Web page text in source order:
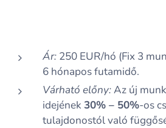
Ár: 250 EUR/hó (Fix 3
6 hónapos futamidő.
Várható előny:Az új
idejének 30% – 50%-os
tulajdonostól való